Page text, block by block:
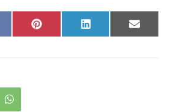
Compartir
en
Pinterest Compartir
en
LinkedIn
en
Email